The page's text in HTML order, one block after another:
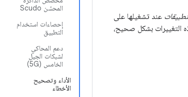
المحسّن Scudo
إحصاءات استخدام
التطبيق
دعم المحاكي
لشبكات الجيل
الخامس (5G)
الأداء وتصحيح
الأخطاء
عند تشغيلها على
التغييرات بشكل صحيح،